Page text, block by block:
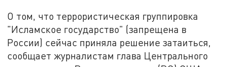
О том, что террористическая группировка
"Исламское государство" (запрещена в
России) сейчас приняла решение затаиться,
сообщает журналистам глава Центрального